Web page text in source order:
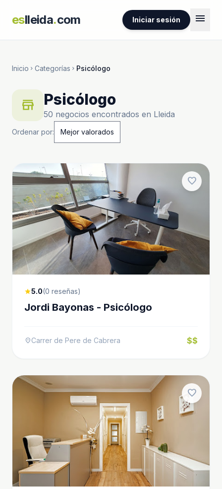
eslleida.com Iniciar sesión menu
Inicio chevron_right Categorías chevron_right Psicólogo
store Psicólogo
50 negocios encontrados en Lleida
Ordenar por:
favorite
star5.0(0 reseñas)
Jordi Bayonas - Psicólogo
location_onCarrer de Pere de Cabrera $$
favorite